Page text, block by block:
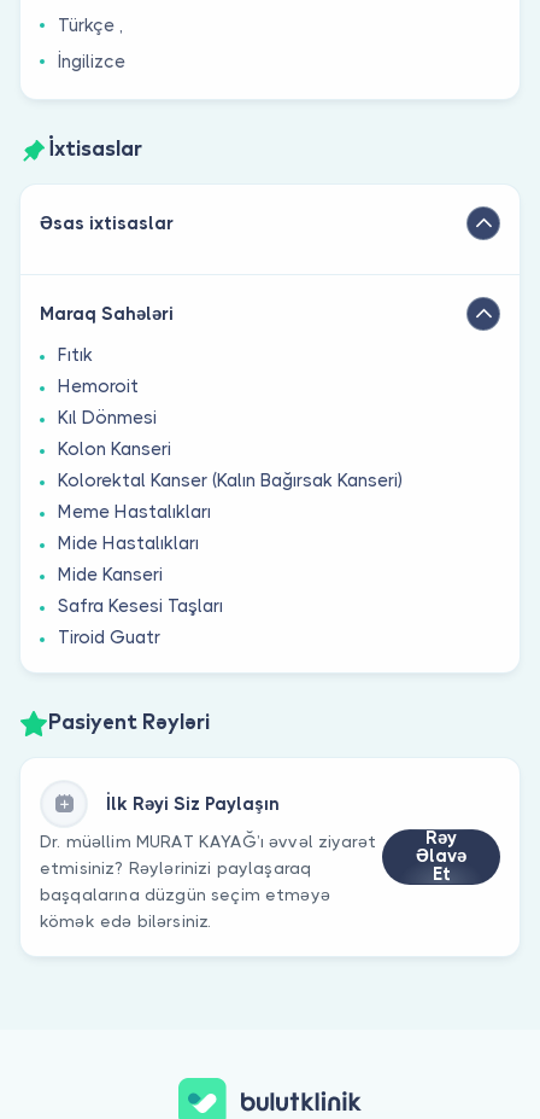
Türkçe ,
İngilizce
İxtisaslar
Əsas ixtisaslar
Maraq Sahələri
Fıtık
Hemoroit
Kıl Dönmesi
Kolon Kanseri
Kolorektal Kanser (Kalın Bağırsak Kanseri)
Meme Hastalıkları
Mide Hastalıkları
Mide Kanseri
Safra Kesesi Taşları
Tiroid Guatr
Pasiyent Rəyləri
İlk Rəyi Siz Paylaşın
Dr. müəllim MURAT KAYAĞ’ı əvvəl ziyarət
etmisiniz? Rəylərinizi paylaşaraq
başqalarına düzgün seçim etməyə
kömək edə bilərsiniz.
Rəy
Əlavə
Et